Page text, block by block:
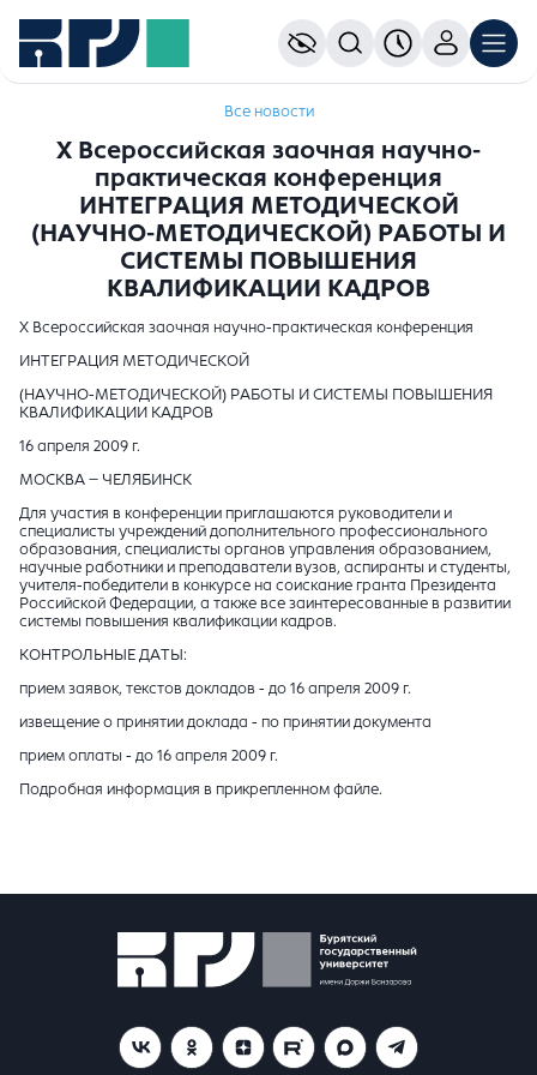
Все новости
X Всероссийская заочная научно-
практическая конференция
ИНТЕГРАЦИЯ МЕТОДИЧЕСКОЙ
(НАУЧНО-МЕТОДИЧЕСКОЙ) РАБОТЫ И
СИСТЕМЫ ПОВЫШЕНИЯ
КВАЛИФИКАЦИИ КАДРОВ
X Всероссийская заочная научно-практическая конференция
ИНТЕГРАЦИЯ МЕТОДИЧЕСКОЙ
(НАУЧНО-МЕТОДИЧЕСКОЙ) РАБОТЫ И СИСТЕМЫ ПОВЫШЕНИЯ
КВАЛИФИКАЦИИ КАДРОВ
16 апреля 2009 г.
МОСКВА – ЧЕЛЯБИНСК
Для участия в конференции приглашаются руководители и
специалисты учреждений дополнительного профессионального
образования, специалисты органов управления образованием,
научные работники и преподаватели вузов, аспиранты и студенты,
учителя-победители в конкурсе на соискание гранта Президента
Российской Федерации, а также все заинтересованные в развитии
системы повышения квалификации кадров.
КОНТРОЛЬНЫЕ ДАТЫ:
прием заявок, текстов докладов - до 16 апреля 2009 г.
извещение о принятии доклада - по принятии документа
прием оплаты - до 16 апреля 2009 г.
Подробная информация в прикрепленном файле.